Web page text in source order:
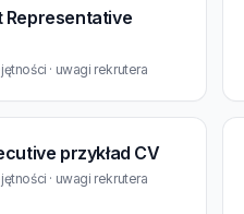
Representative
· uwagi rekrutera
przykład CV
· uwagi rekrutera